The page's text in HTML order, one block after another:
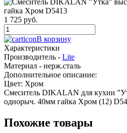
1 725 руб.
В корзину
Характеристики
Производитель - Lite
Материал - нерж.сталь
Дополнительное описание:
Цвет: Хром
Смеситель DIKALAN для кухни
однорыч. 40мм гайка Хром (12)
Похожие товары